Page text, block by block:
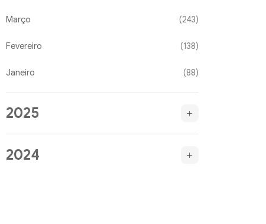
Março (243)
Fevereiro (138)
Janeiro (88)
2025
2024